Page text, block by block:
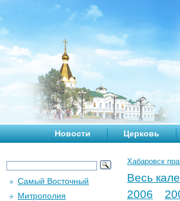
Новости Церковь
Хабаровск
Весь
2006
Самый Восточный
Митрополия